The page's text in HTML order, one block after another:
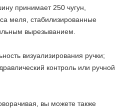
принимает 250 чугун,
меля, стабилизированные
вырезыванием.
визуализирования ручки;
контроль или ручной
вы можете также